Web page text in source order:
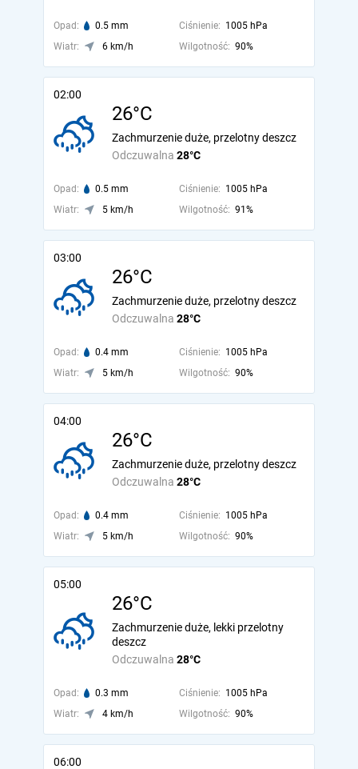
Opad: 0.5 mm Ciśnienie: 1005 hPa
Wiatr:
6 km/h Wilgotność: 90%
02:00
26°C
Odczuwalna 28°C
Zachmurzenie duże, przelotny deszcz
Opad: 0.5 mm Ciśnienie: 1005 hPa
Wiatr:
5 km/h Wilgotność: 91%
03:00
26°C
Odczuwalna 28°C
Zachmurzenie duże, przelotny deszcz
Opad: 0.4 mm Ciśnienie: 1005 hPa
Wiatr:
5 km/h Wilgotność: 90%
04:00
26°C
Odczuwalna 28°C
Zachmurzenie duże, przelotny deszcz
Opad: 0.4 mm Ciśnienie: 1005 hPa
Wiatr:
5 km/h Wilgotność: 90%
05:00
26°C
Odczuwalna 28°C
Zachmurzenie duże, lekki przelotny
deszcz
Opad: 0.3 mm Ciśnienie: 1005 hPa
Wiatr:
4 km/h Wilgotność: 90%
06:00